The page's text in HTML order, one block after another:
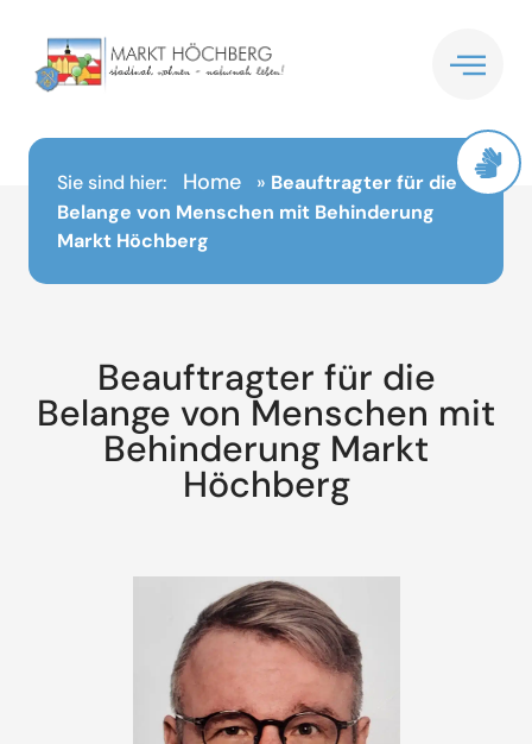
springen
Sie sind hier: Home » Beauftragter für die
Belange von Menschen mit Behinderung
Markt Höchberg
Beauftragter für die
Belange von Menschen mit
Behinderung Markt
Höchberg